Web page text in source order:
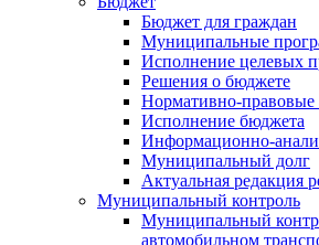
Бюджет для граждан
Муниципальные
Исполнение целевых
Решения о бюджете
Нормативно-
Исполнение бюджета
Информационно-
Муниципальный долг
Актуальная редакция
Муниципальный контроль
Муниципальный
автомобильном